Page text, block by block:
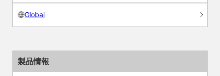
Global
製品情報